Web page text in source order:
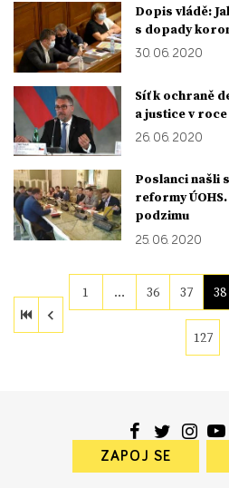
Dopis vládě:
s dopady
30. 06. 2020
Síť k ochraně
a justice v roce
26. 06. 2020
Poslanci našli
reformy
podzimu
25. 06. 2020
1 … 36 37 38
127
ZAPOJ SE